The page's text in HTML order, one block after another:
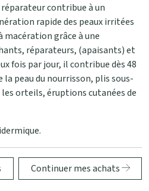
contribue à un
rapide des peaux irritées
macération grâce à une
réparateurs, (apaisants) et
fois par jour, il contribue dès 48
la peau du nourrisson, plis sous-
orteils, éruptions cutanées de
Continuer mes achats